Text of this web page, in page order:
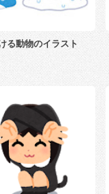
る動物のイラスト